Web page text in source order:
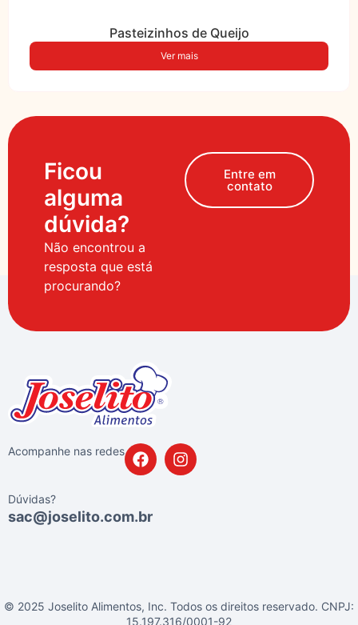
Pasteizinhos de Queijo
Ver mais
Ficou
alguma
dúvida?
Não encontrou a
resposta que está
procurando?
Entre em
contato
Acompanhe nas redes
Dúvidas?
sac@joselito.com.br
© 2025 Joselito Alimentos, Inc. Todos os direitos reservado. CNPJ:
15.197.316/0001-92